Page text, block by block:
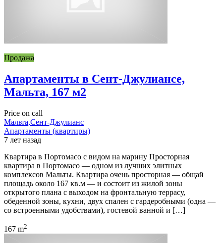
Продажа
Апартаменты в Сент-Джулиансе,
Мальта, 167 м2
Price on call
Мальта,Сент-Джулианс
Апартаменты (квартиры)
7 лет назад
Квартира в Портомасо с видом на марину Просторная
квартира в Портомасо — одном из лучших элитных
комплексов Мальты. Квартира очень просторная — общай
площадь около 167 кв.м — и состоит из жилой зоны
открытого плана с выходом на фронтальную террасу,
обеденной зоны, кухни, двух спален с гардеробными (одна —
со встроенными удобствами), гостевой ванной и […]
167 m2